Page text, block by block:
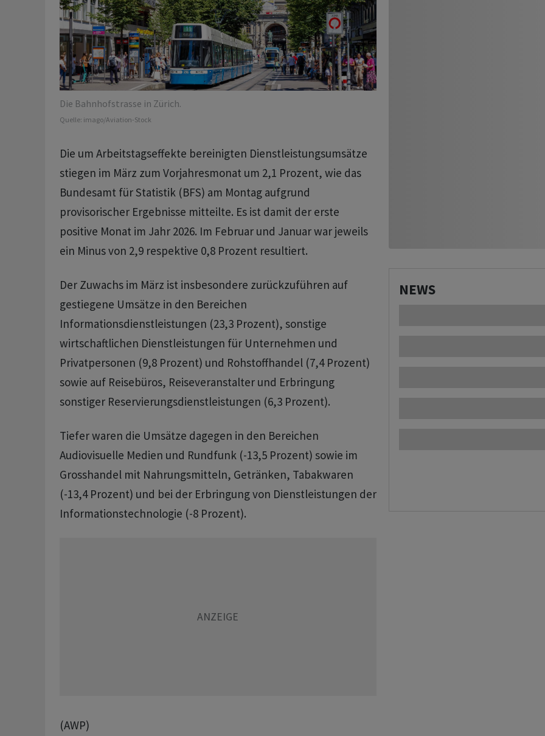
Die Bahnhofstrasse in Zürich.
Quelle: imago/Aviation-Stock
Die um Arbeitstagseffekte bereinigten Dienstleistungsumsätze
stiegen im März zum Vorjahresmonat um 2,1 Prozent, wie das
Bundesamt für Statistik (BFS) am Montag aufgrund
provisorischer Ergebnisse mitteilte. Es ist damit der erste
positive Monat im Jahr 2026. Im Februar und Januar war jeweils
ein Minus von 2,9 respektive 0,8 Prozent resultiert.
Der Zuwachs im März ist insbesondere zurückzuführen auf
gestiegene Umsätze in den Bereichen
Informationsdienstleistungen (23,3 Prozent), sonstige
wirtschaftlichen Dienstleistungen für Unternehmen und
Privatpersonen (9,8 Prozent) und Rohstoffhandel (7,4 Prozent)
sowie auf Reisebüros, Reiseveranstalter und Erbringung
sonstiger Reservierungsdienstleistungen (6,3 Prozent).
Tiefer waren die Umsätze dagegen in den Bereichen
Audiovisuelle Medien und Rundfunk (-13,5 Prozent) sowie im
Grosshandel mit Nahrungsmitteln, Getränken, Tabakwaren
(-13,4 Prozent) und bei der Erbringung von Dienstleistungen der
Informationstechnologie (-8 Prozent).
(AWP)
NEWS